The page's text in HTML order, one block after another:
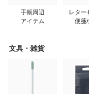
手帳周辺
アイテム
レター
便箋
文具・雑貨